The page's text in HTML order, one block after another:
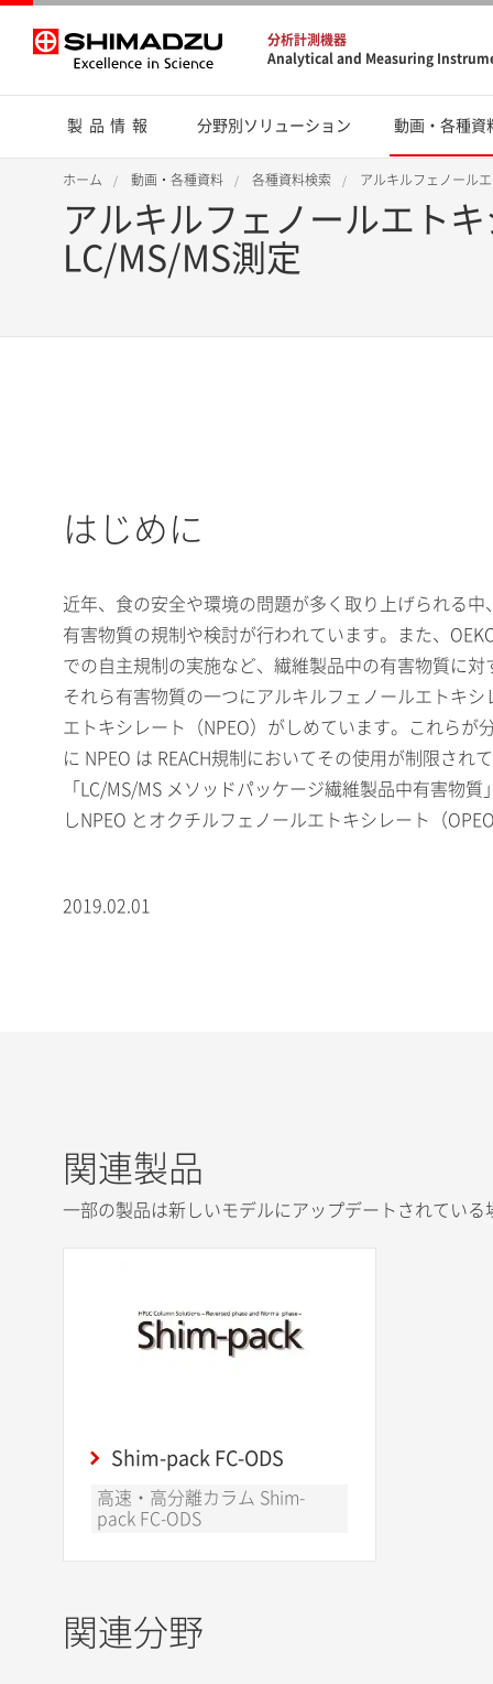
分析計測機器
Analytical and Measuring
製品情報 分野別ソリューション 動画・各種資
ホーム 動画・各種資料 各種資料検索 アルキルフェノール
アルキルフェノールエト
LC/MS/MS測定
はじめに
近年、食の安全や環境の問題が多く取り上げられる
有害物質の規制や検討が行われています。また、
での自主規制の実施など、繊維製品中の有害物質に対
それら有害物質の一つにアルキルフェノールエトキ
エトキシレート（NPEO）がしめています。これら
に NPEO は REACH規制においてその使用が制限されて
「LC/MS/MS メソッドパッケージ繊維製品中有害物
しNPEO とオクチルフェノールエトキシレート（
2019.02.01
関連製品
一部の製品は新しいモデルにアップデートされている
Shim-pack FC-ODS
高速・高分離カラム Shim-
pack FC-ODS
関連分野